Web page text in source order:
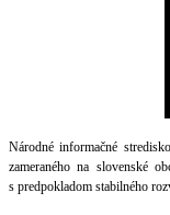
Národné informačné
zameraného na slovenské
s predpokladom stabilného